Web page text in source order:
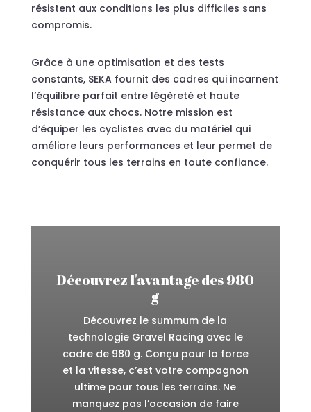
résistent aux conditions les plus difficiles sans
compromis.
Grâce à une optimisation et des tests
constants, SEKA fournit des cadres qui incarnent
l’équilibre parfait entre légèreté et haute
résistance aux chocs. Notre mission est
d’équiper les cyclistes avec du matériel qui
améliore leurs performances et leur permet de
conquérir tous les terrains en toute confiance.
Découvrez l'avantage des 980
g
Découvrez le summum de la
technologie Gravel Racing avec le
cadre de 980 g. Conçu pour la force
et la vitesse, c’est votre compagnon
ultime pour tous les terrains. Ne
manquez pas l’occasion de faire